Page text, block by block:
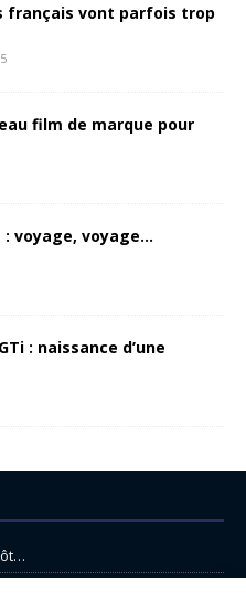
français vont parfois trop
film de marque pour
: voyage, voyage…
: naissance d’une